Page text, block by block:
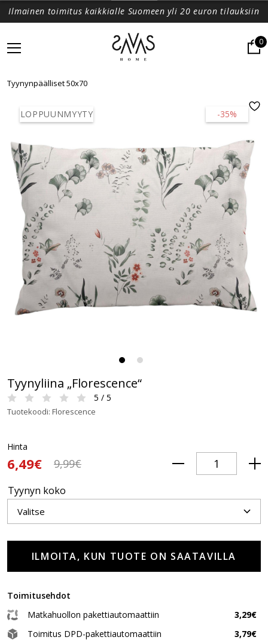
Ilmainen toimitus kaikkialle Suomeen yli 20 euron tilauksiin
0
Tyynynpäälliset 50x70
-35%
LOPPUUNMYYTY
Tyynyliina „Florescence“
5 / 5
Tuotekoodi: Florescence
Hinta
6,49€ 9,99€
Tyynyn koko
ILMOITA, KUN TUOTE ON SAATAVILLA
Toimitusehdot
Matkahuollon pakettiautomaattiin
3,29€
Toimitus DPD-pakettiautomaattiin
3,79€